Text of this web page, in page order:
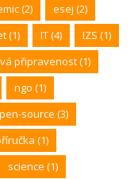
(2) esej (2)
(1) IT(4) IZS (1)
připravenost(1)
ngo (1)
source (3)
(1)
science (1)